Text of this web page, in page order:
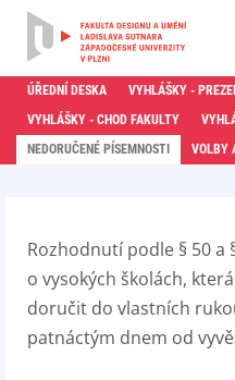
ÚŘEDNÍ DESKA
VYHLÁŠKY -
VYHLÁŠKY - CHOD FAKULTY
NEDORUČENÉ PÍSEMNOSTI
VOLBY
Rozhodnutí podle § 50 a
o vysokých školách,
doručit do vlastních
patnáctým dnem od